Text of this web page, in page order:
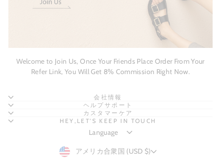
Welcome to Join Us, Once Your Friends Place Order From Your
Refer Link, You Will Get 8% Commission Right Now.
会社情報
ヘルプサポート
カスタマーケア
HEY,LET'S KEEP IN TOUCH
CURRENCY
アメリカ合衆国 (USD $)